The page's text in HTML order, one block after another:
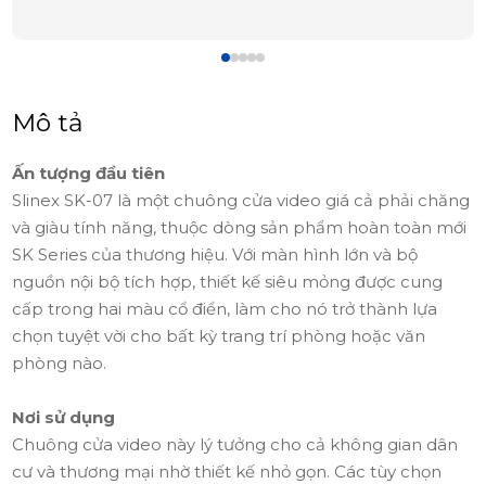
Mô tả
Ấn tượng đầu tiên
Slinex SK-07 là một chuông cửa video giá cả phải chăng
và giàu tính năng, thuộc dòng sản phẩm hoàn toàn mới
SK Series của thương hiệu. Với màn hình lớn và bộ
nguồn nội bộ tích hợp, thiết kế siêu mỏng được cung
cấp trong hai màu cổ điển, làm cho nó trở thành lựa
chọn tuyệt vời cho bất kỳ trang trí phòng hoặc văn
phòng nào.
Nơi sử dụng
Chuông cửa video này lý tưởng cho cả không gian dân
cư và thương mại nhờ thiết kế nhỏ gọn. Các tùy chọn